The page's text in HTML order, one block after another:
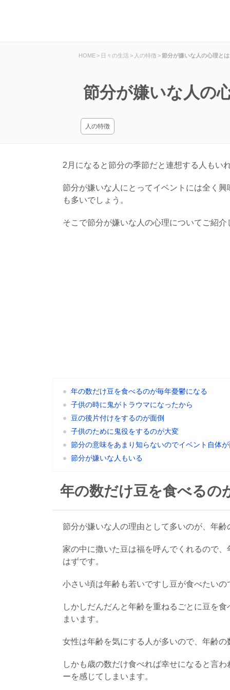
HOME> 日々の生活 > 人の特徴 >節分が嫌いな人の心理と
節分が嫌いな人の
人の特徴
2月になると節分の季節だと連想する人もい
節分が嫌いな人にとってイベントには全く
も多いでしょう。
そこで節分が嫌いな人の心理についてご紹介
年の数だけ豆を食べるのが毎年憂鬱になる
子供の時に鬼がトラウマになったから
豆の後片付けをするのが面倒
子供のために鬼役をするのが大変
節分の意味をあまり知らないのでイベント自体
節分が嫌いな人もいる
年の数だけ豆を食べるの
節分が嫌いな人の理由として多いのが、年
家の中に撒いた豆は福を呼んでくれるので
はずです。
小さい頃は年齢も若いですし豆が食べたい
しかしだんだんと年齢を重ねるごとに豆を
まいます。
女性は年齢を気にする人が多いので、年齢
しかも歳の数だけ食べれば幸せになると言
ーを感じてしまいます。